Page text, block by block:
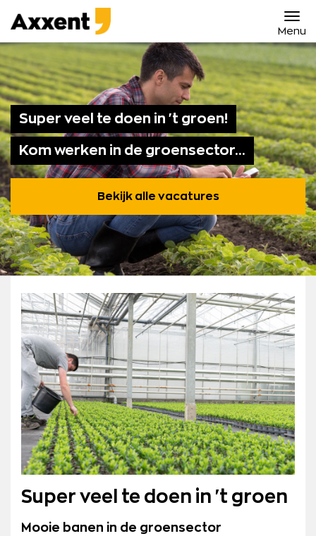
naar
content
Axxent
B.V.
Menu
Werken in groen
Vacatures
Maatwerk
Contact
Super veel te doen in 't groen!
Kom werken in de groensector...
Bekijk alle vacatures
Super veel te doen in 't groen
Mooie banen in de groensector